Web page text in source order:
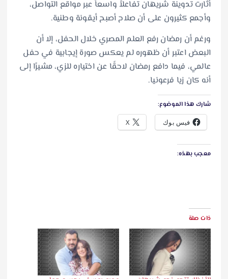
أثارت تدوينة شريهان تفاعلاً واسعاً عبر مواقع التواصل،
وأجمع كثيرون على أن صلاح أصبح أيقونة وطنية.
ورغم أن رمضان رفع العلم المصري خلال الحفل، إلا أن
البعض اعتبر أن ظهوره لم يعكس صورة إيجابية في حفل
عالمي، فيما دافع رمضان لاحقًا عن اختياره للزي، مشيرًا إلى
أنه كان زيا فرعونيا.
شارك هذا الموضوع:
فيس بوك X
معجب بهذه:
ذات صلة